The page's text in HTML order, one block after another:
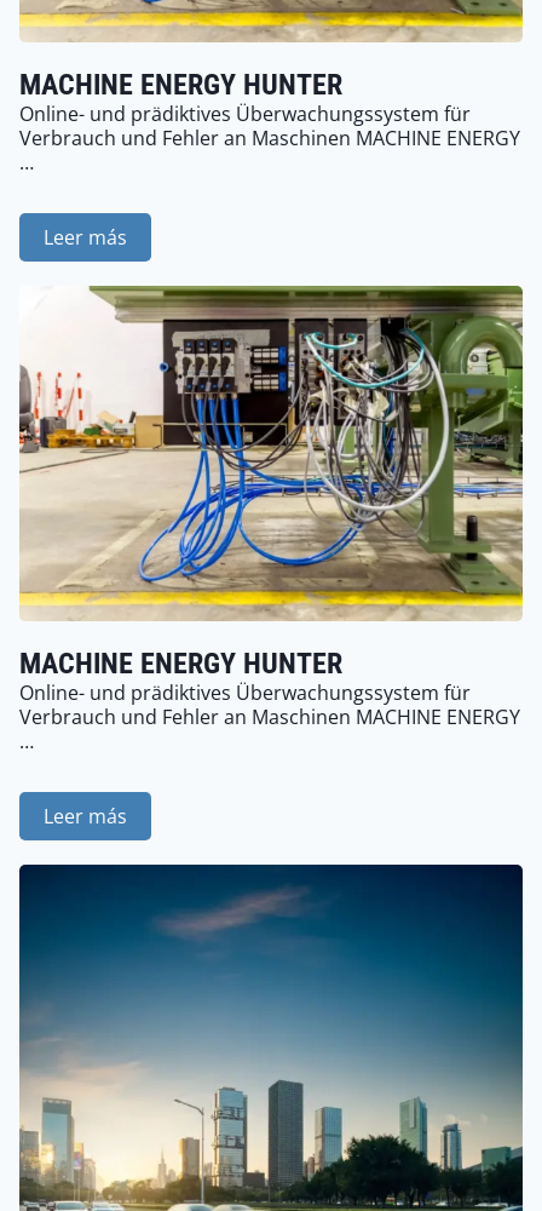
MACHINE ENERGY HUNTER
Online- und prädiktives Überwachungssystem für
Verbrauch und Fehler an Maschinen MACHINE ENERGY
…
Leer más
MACHINE ENERGY HUNTER
Online- und prädiktives Überwachungssystem für
Verbrauch und Fehler an Maschinen MACHINE ENERGY
…
Leer más